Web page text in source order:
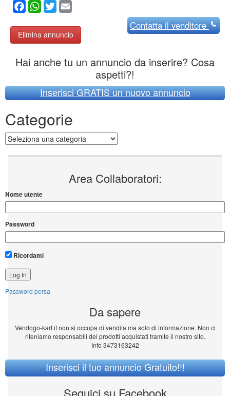
Facebook
WhatsApp
Twitter
Elimina annuncio
Contattail venditore
Hai anche tu un annuncio da inserire? Cosa
aspetti?!
Inserisci GRATIS un nuovo annuncio
Categorie
Categorie
Area Collaboratori:
Nome utente
Password
Ricordami
Password persa
Da sapere
Vendogo-kart.it non si occupa di vendita ma solo di informazione. Non ci
riteniamo responsabili dei prodotti acquistati tramite il nostro sito.
Info 3473163242
Inserisci il tuo annuncio Gratuito!!!